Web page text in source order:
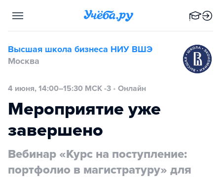
Высшая школа бизнеса НИУ ВШЭ
Москва
4 июня, 14:00–15:30 МСК -3 • Онлайн
Мероприятие уже
завершено
Вебинар «Курс на поступление:
портфолио в магистратуру» для